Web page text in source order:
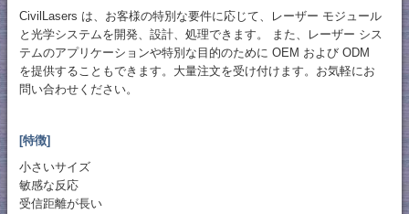
CivilLasers は、お客様の特別な要件に応じて、レーザー モジュール
と光学システムを開発、設計、処理できます。 また、レーザー シス
テムのアプリケーションや特別な目的のために OEM および ODM
を提供することもできます。大量注文を受け付けます。お気軽にお
問い合わせください。
[特徴]
小さいサイズ
敏感な反応
受信距離が長い